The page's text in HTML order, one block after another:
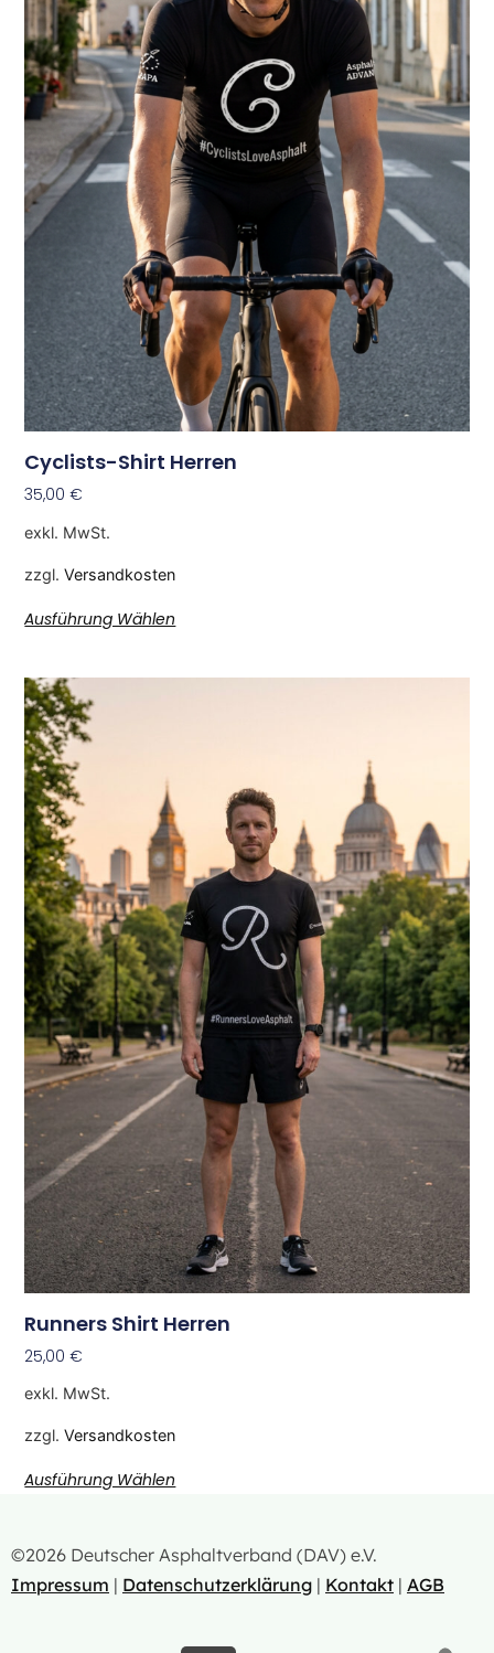
Cyclists-Shirt Herren
35,00€
exkl. MwSt.
zzgl.Versandkosten
Ausführung Wählen
Runners Shirt Herren
25,00€
exkl. MwSt.
zzgl.Versandkosten
Ausführung Wählen
©2026 Deutscher Asphaltverband (DAV) e.V.
Impressum | Datenschutzerklärung | Kontakt | AGB